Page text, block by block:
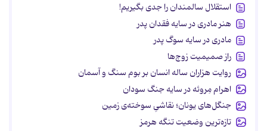
استقلال سالمندان را جدی بگیریم!
هنر مادری در سایه‌ فقدان پدر
مادری در سایه سوگ پدر
راز صمیمیت زوج‌ها
روایت هزاران ساله انسان بر بوم سنگ و آسمان
اهرام مِروئه در سایه جنگ سودان
جنگل‌های یونان؛ نقاشیِ سوخته‌ی زمین
تازه‌ترین وضعیت تنگه هرمز